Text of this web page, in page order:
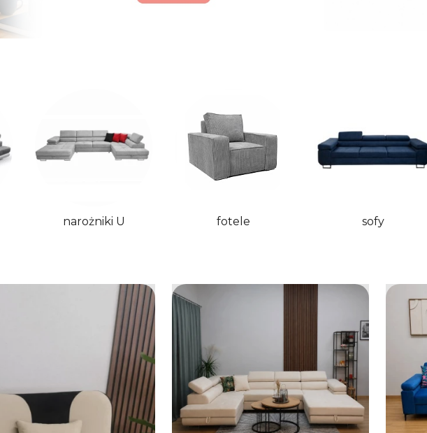
narożniki U fotele sofy